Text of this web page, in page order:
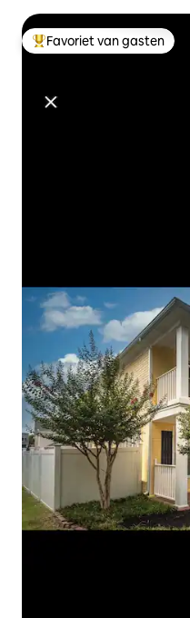
Topfavoriet van gasten
Favoriet van gasten